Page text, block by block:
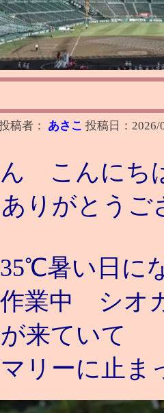
稿者： あさこ 投稿日： 2026/
ん こんにち
りがとうご
暑い日に
業中 シオ
来ていて
リーに止ま